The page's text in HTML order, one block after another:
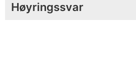
Høyringssvar